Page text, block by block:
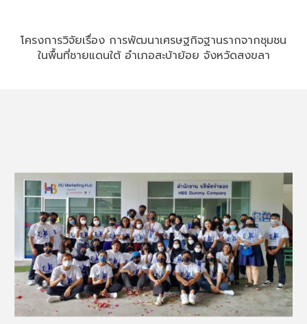
โครงการวิจัยเรื่อง การพัฒนาเศรษฐกิจฐานรากจากชุมชน
ในพื้นที่ชายแดนใต้ อำเภอสะบ้าย้อย จังหวัดสงขลา